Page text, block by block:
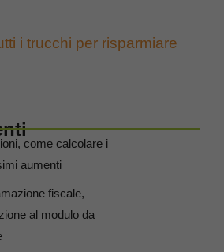
i trucchi per risparmiare
come calcolare i
aumenti
fiscale,
al modulo da